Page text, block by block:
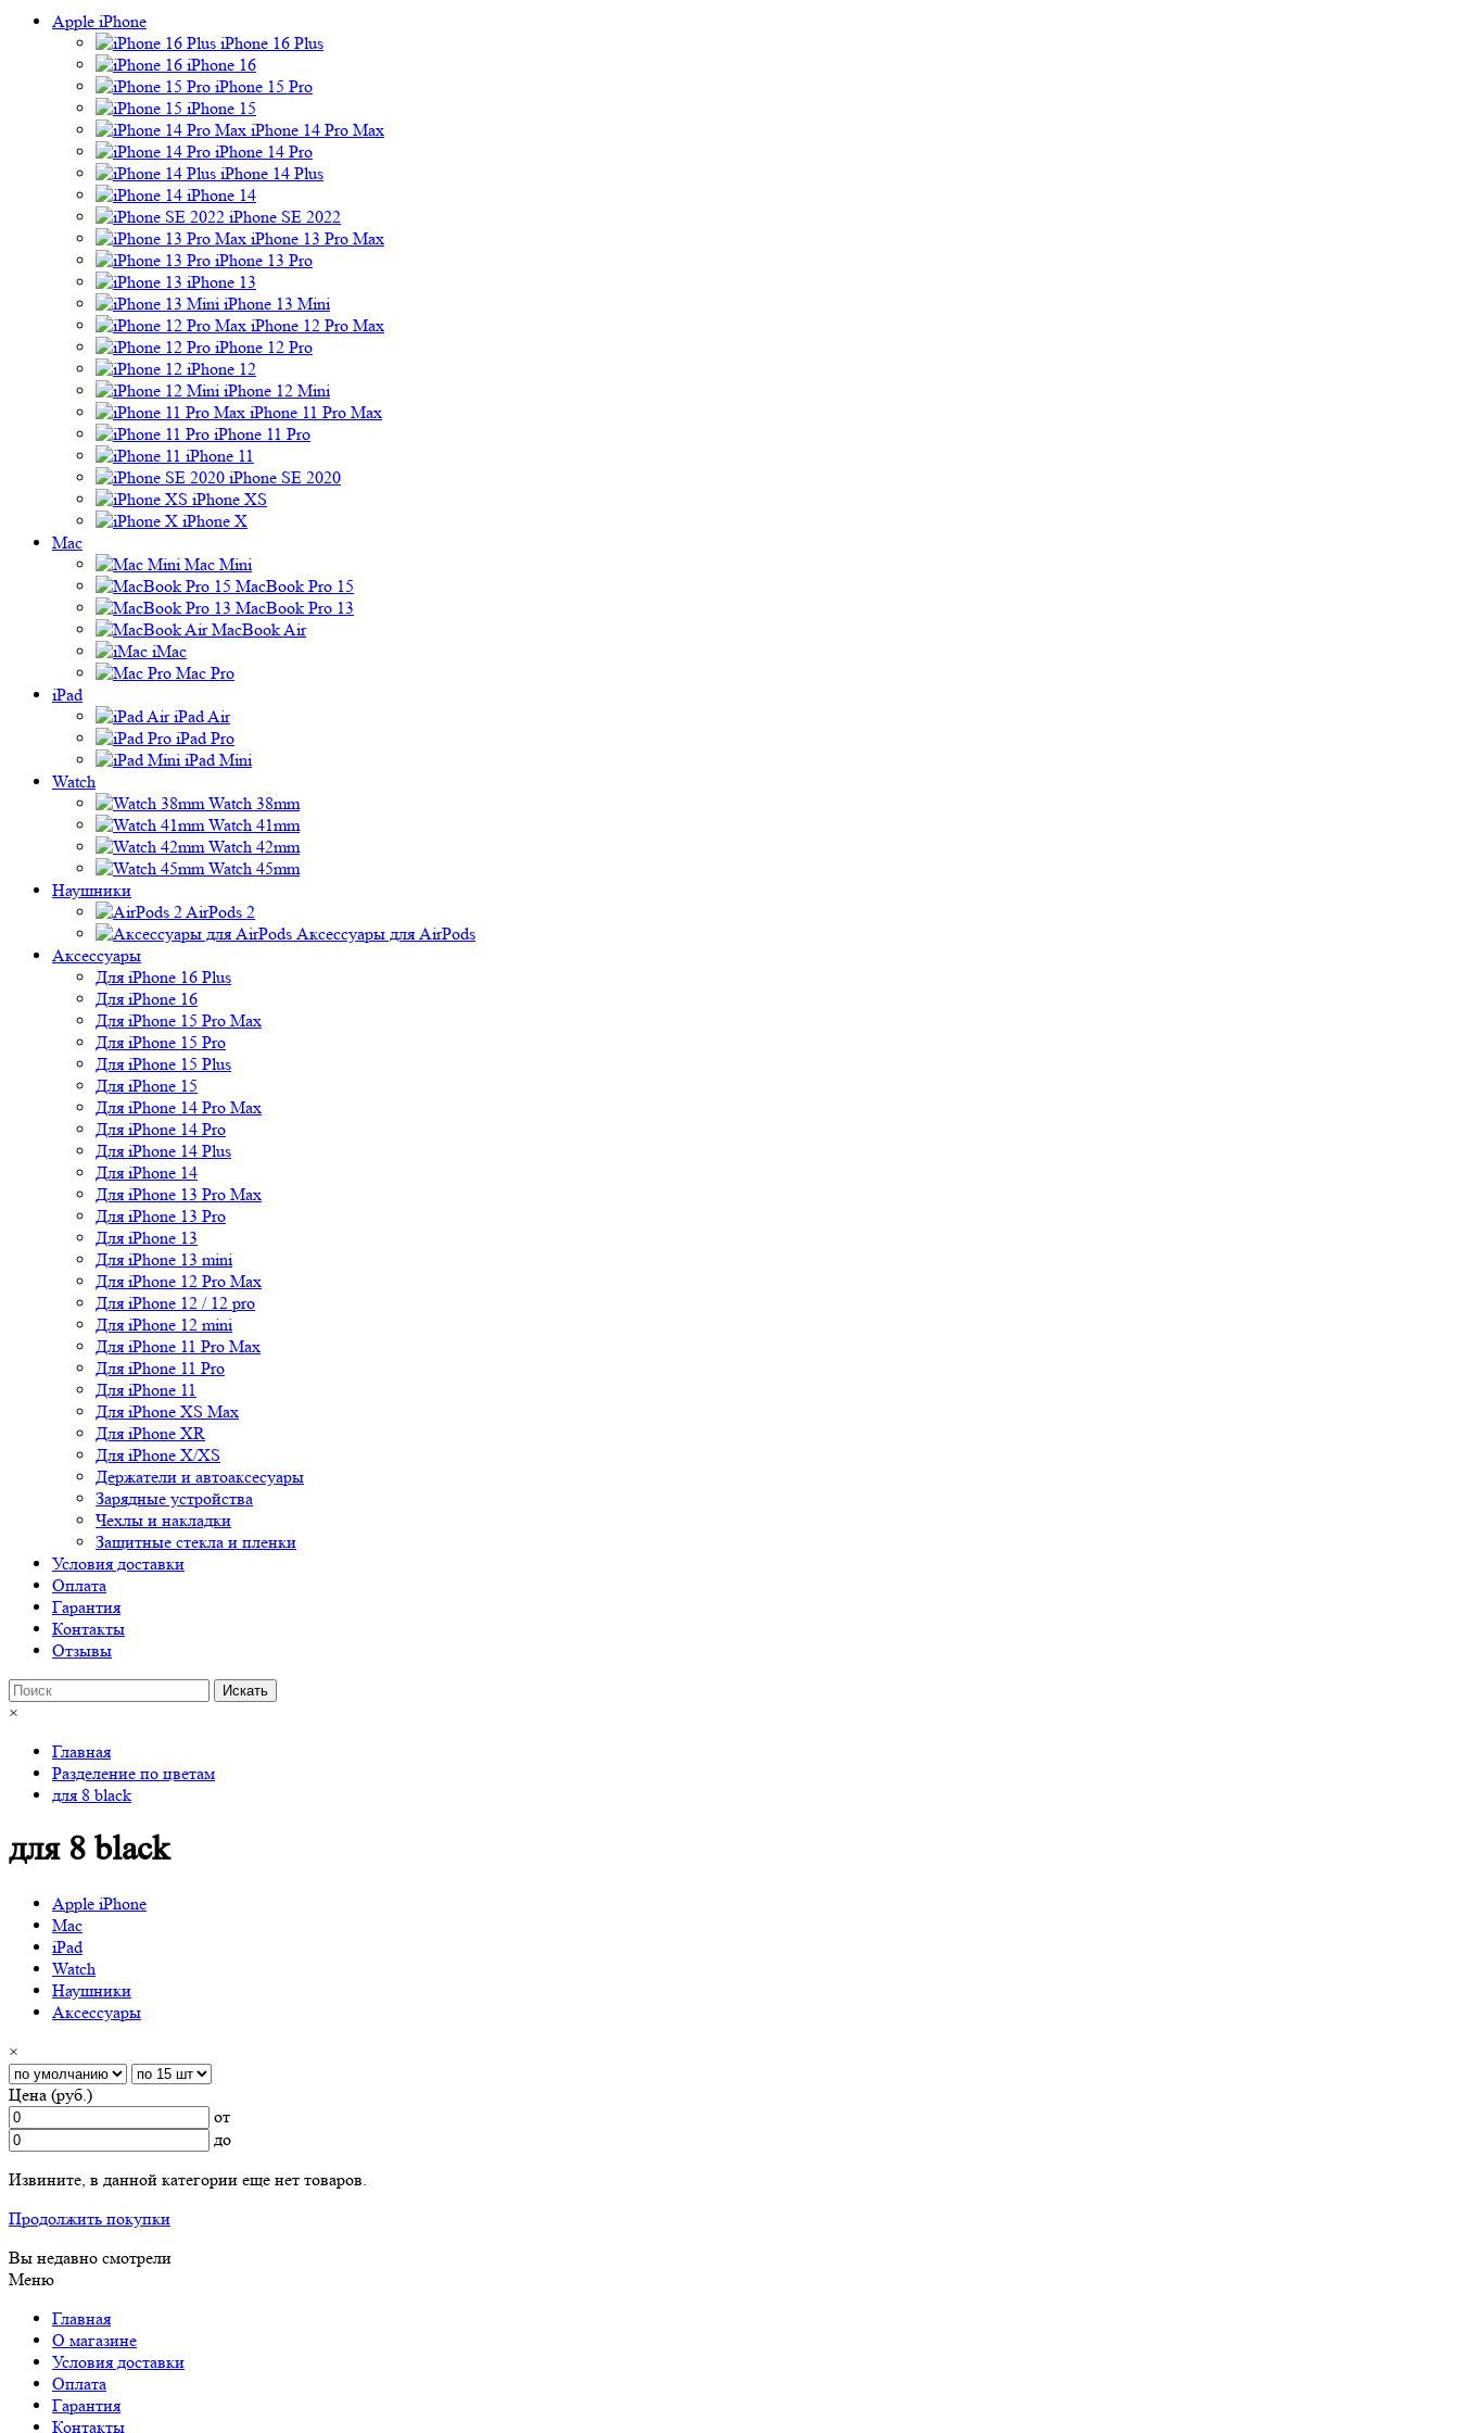
Apple iPhone
iPhone 16 Plus
iPhone 16
iPhone 15 Pro
iPhone 15
iPhone 14 Pro Max
iPhone 14 Pro
iPhone 14 Plus
iPhone 14
iPhone SE 2022
iPhone 13 Pro Max
iPhone 13 Pro
iPhone 13
iPhone 13 Mini
iPhone 12 Pro Max
iPhone 12 Pro
iPhone 12
iPhone 12 Mini
iPhone 11 Pro Max
iPhone 11 Pro
iPhone 11
iPhone SE 2020
iPhone XS
iPhone X
Mac
Mac Mini
MacBook Pro 15
MacBook Pro 13
MacBook Air
iMac
Mac Pro
iPad
iPad Air
iPad Pro
iPad Mini
Watch
Watch 38mm
Watch 41mm
Watch 42mm
Watch 45mm
Наушники
AirPods 2
Аксессуары для AirPods
Аксессуары
Для iPhone 16 Plus
Для iPhone 16
Для iPhone 15 Pro Max
Для iPhone 15 Pro
Для iPhone 15 Plus
Для iPhone 15
Для iPhone 14 Pro Max
Для iPhone 14 Pro
Для iPhone 14 Plus
Для iPhone 14
Для iPhone 13 Pro Max
Для iPhone 13 Pro
Для iPhone 13
Для iPhone 13 mini
Для iPhone 12 Pro Max
Для iPhone 12 / 12 pro
Для iPhone 12 mini
Для iPhone 11 Pro Max
Для iPhone 11 Pro
Для iPhone 11
Для iPhone XS Max
Для iPhone XR
Для iPhone X/XS
Держатели и автоаксесуары
Зарядные устройства
Чехлы и накладки
Защитные стекла и пленки
Условия доставки
Оплата
Гарантия
Контакты
Отзывы
×
Главная
Разделение по цветам
для 8 black
для 8 black
Apple iPhone
Mac
iPad
Watch
Наушники
Аксессуары
×
Цена (руб.)
от
до
Извините, в данной категории еще нет товаров.
Продолжить покупки
Вы недавно смотрели
Меню
Главная
О магазине
Условия доставки
Оплата
Гарантия
Контакты